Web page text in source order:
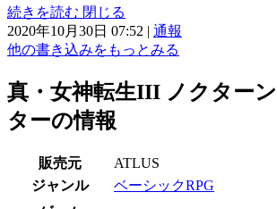
続きを読む 閉じる
2020年10月30日 07:52 | 通報
他の書き込みをもっとみる
真・女神転生III ノクター
ターの情報
販売元
ATLUS
ジャンル
ベーシックRPG